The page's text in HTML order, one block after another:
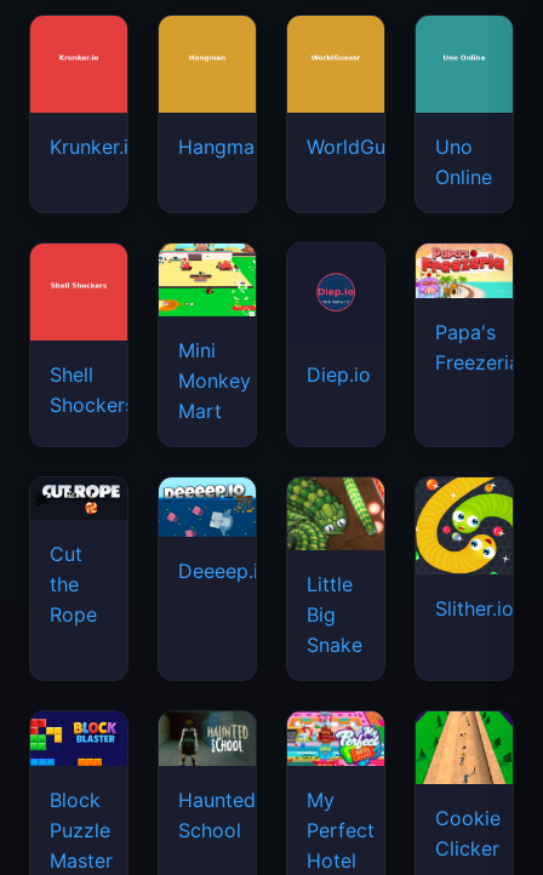
Krunker.io Hangman WorldGuessr
Uno
Online
Shell
Shockers
Mini
Monkey
Mart
Diep.io
Papa's
Freezeria
Cut
the
Rope
Deeeep.io
Little
Big
Snake
Slither.io
Block
Puzzle
Master
Haunted
School
My
Perfect
Hotel
Cookie
Clicker